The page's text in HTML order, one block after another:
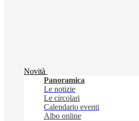
Novità
Panoramica
Le notizie
Le circolari
Calendario eventi
Albo online